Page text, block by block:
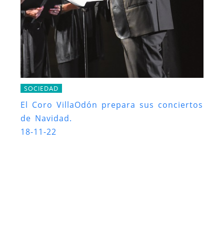
SOCIEDAD
El Coro VillaOdón prepara sus conciertos
de Navidad.
18-11-22